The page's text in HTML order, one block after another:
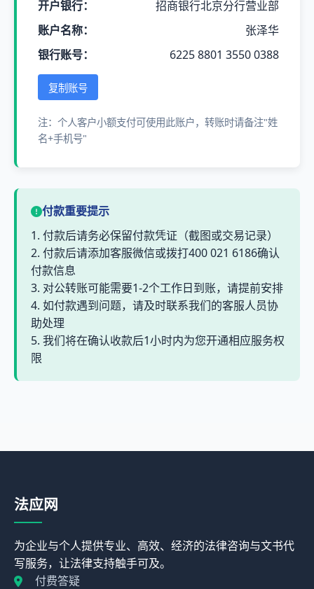
开户银行：
招商银行北京分行营业部
账户名称：
张泽华
银行账号：
6225 8801 3550 0388
复制账号
注：个人客户小额支付可使用此账户，转账时请备注"姓
名+手机号"
付款重要提示
1. 付款后请务必保留付款凭证（截图或交易记录）
2. 付款后请添加客服微信或拨打400 021 6186确认
付款信息
3. 对公转账可能需要1-2个工作日到账，请提前安排
4. 如付款遇到问题，请及时联系我们的客服人员协
助处理
5. 我们将在确认收款后1小时内为您开通相应服务权
限
法应网
为企业与个人提供专业、高效、经济的法律咨询与文书代
写服务，让法律支持触手可及。
付费答疑